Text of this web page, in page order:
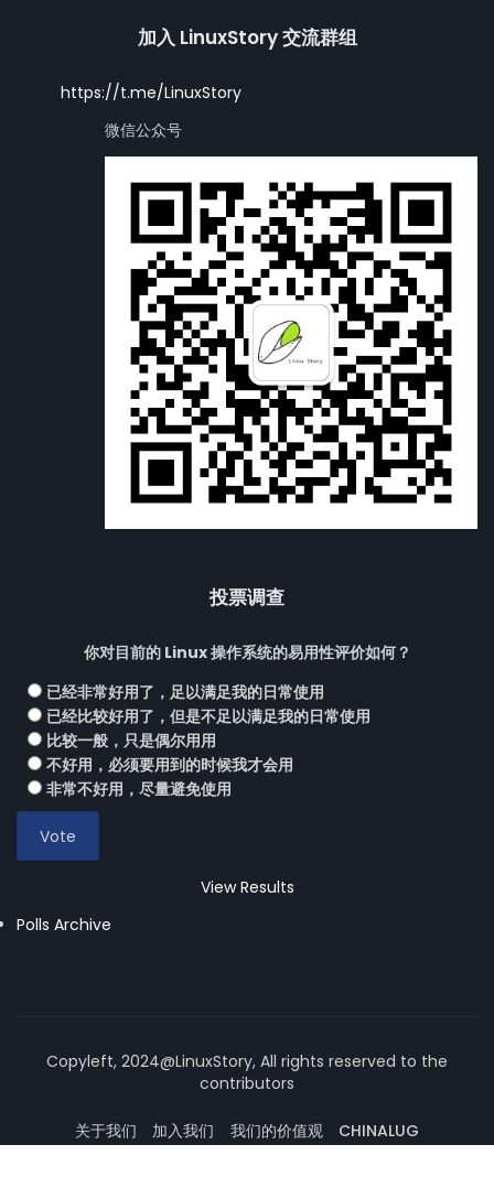
加入 LinuxStory 交流群组
https://t.me/LinuxStory
微信公众号
投票调查
你对目前的 Linux 操作系统的易用性评价如何？
已经非常好用了，足以满足我的日常使用
已经比较好用了，但是不足以满足我的日常使用
比较一般，只是偶尔用用
不好用，必须要用到的时候我才会用
非常不好用，尽量避免使用
View Results
Polls Archive
Copyleft, 2024@LinuxStory, All rights reserved to the
contributors
关于我们 加入我们 我们的价值观
CHINALUG